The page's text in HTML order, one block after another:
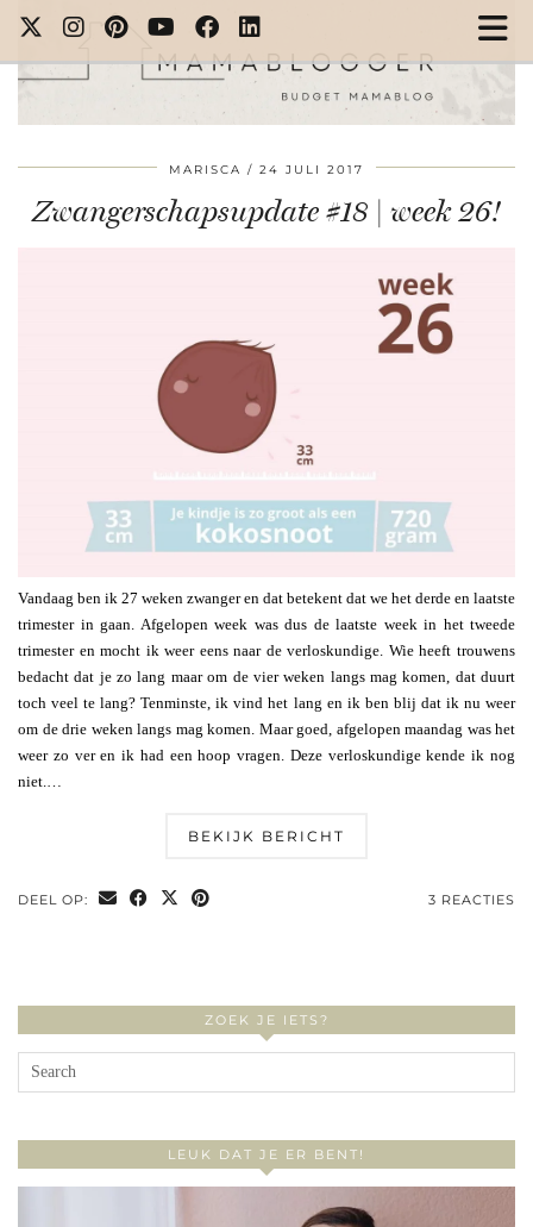
MARISCA 24 JULI 2017
Zwangerschapsupdate #18 | week 26!
Vandaag ben ik 27 weken zwanger en dat betekent dat we het derde en laatste
trimester in gaan. Afgelopen week was dus de laatste week in het tweede
trimester en mocht ik weer eens naar de verloskundige. Wie heeft trouwens
bedacht dat je zo lang maar om de vier weken langs mag komen, dat duurt
toch veel te lang? Tenminste, ik vind het lang en ik ben blij dat ik nu weer
om de drie weken langs mag komen. Maar goed, afgelopen maandag was het
weer zo ver en ik had een hoop vragen. Deze verloskundige kende ik nog
niet.…
BEKIJK BERICHT
DEEL OP: 3 REACTIES
ZOEK JE IETS?
LEUK DAT JE ER BENT!